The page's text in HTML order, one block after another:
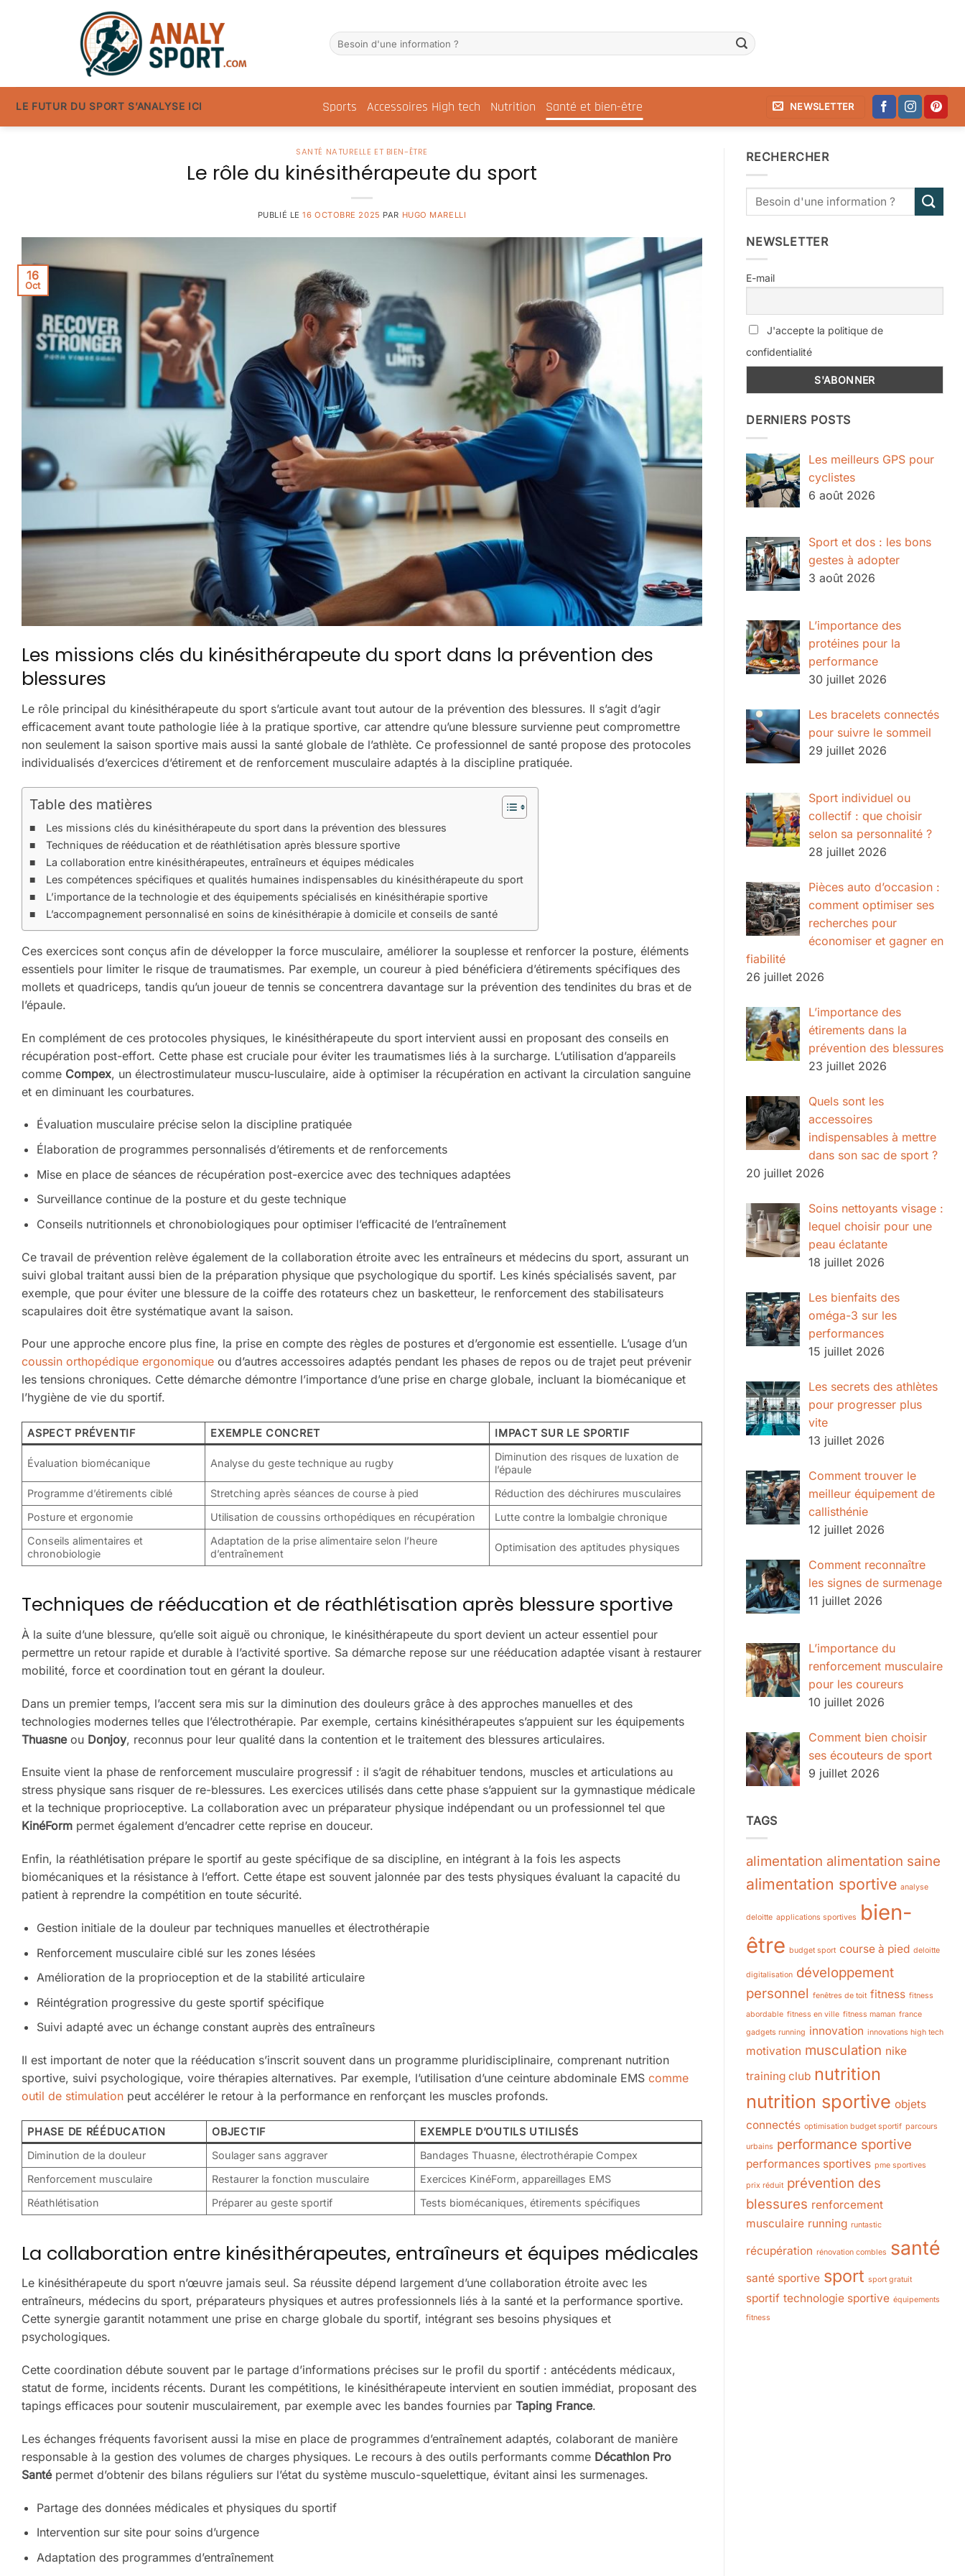
LE FUTUR DU SPORT S’ANALYSE ICI Sports Accessoires High tech Nutrition Santé et bien-être NEWSLETTER
SANTÉ NATURELLE ET BIEN-ÊTRE
Le rôle du kinésithérapeute du sport
PUBLIÉ LE16 OCTOBRE 2025 PAR HUGO MARELLI
16
Oct
Les missions clés du kinésithérapeute du sport dans la prévention des
blessures
Le rôle principal du kinésithérapeute du sport s’articule avant tout autour de la prévention des blessures. Il s’agit d’agir
efficacement avant toute pathologie liée à la pratique sportive, car attendre qu’une blessure survienne peut compromettre
non seulement la saison sportive mais aussi la santé globale de l’athlète. Ce professionnel de santé propose des protocoles
individualisés d’exercices d’étirement et de renforcement musculaire adaptés à la discipline pratiquée.
Table des matières
Les missions clés du kinésithérapeute du sport dans la prévention des blessures
Techniques de rééducation et de réathlétisation après blessure sportive
La collaboration entre kinésithérapeutes, entraîneurs et équipes médicales
Les compétences spécifiques et qualités humaines indispensables du kinésithérapeute du sport
L’importance de la technologie et des équipements spécialisés en kinésithérapie sportive
L’accompagnement personnalisé en soins de kinésithérapie à domicile et conseils de santé
Ces exercices sont conçus afin de développer la force musculaire, améliorer la souplesse et renforcer la posture, éléments
essentiels pour limiter le risque de traumatismes. Par exemple, un coureur à pied bénéficiera d’étirements spécifiques des
mollets et quadriceps, tandis qu’un joueur de tennis se concentrera davantage sur la prévention des tendinites du bras et de
l’épaule.
En complément de ces protocoles physiques, le kinésithérapeute du sport intervient aussi en proposant des conseils en
récupération post-effort. Cette phase est cruciale pour éviter les traumatismes liés à la surcharge. L’utilisation d’appareils
comme Compex, un électrostimulateur muscu-lusculaire, aide à optimiser la récupération en activant la circulation sanguine
et en diminuant les courbatures.
Évaluation musculaire précise selon la discipline pratiquée
Élaboration de programmes personnalisés d’étirements et de renforcements
Mise en place de séances de récupération post-exercice avec des techniques adaptées
Surveillance continue de la posture et du geste technique
Conseils nutritionnels et chronobiologiques pour optimiser l’efficacité de l’entraînement
Ce travail de prévention relève également de la collaboration étroite avec les entraîneurs et médecins du sport, assurant un
suivi global traitant aussi bien de la préparation physique que psychologique du sportif. Les kinés spécialisés savent, par
exemple, que pour éviter une blessure de la coiffe des rotateurs chez un basketteur, le renforcement des stabilisateurs
scapulaires doit être systématique avant la saison.
Pour une approche encore plus fine, la prise en compte des règles de postures et d’ergonomie est essentielle. L’usage d’un
coussin orthopédique ergonomique ou d’autres accessoires adaptés pendant les phases de repos ou de trajet peut prévenir
les tensions chroniques. Cette démarche démontre l’importance d’une prise en charge globale, incluant la biomécanique et
l’hygiène de vie du sportif.
ASPECT PRÉVENTIF EXEMPLE CONCRET IMPACT SUR LE SPORTIF
Évaluation biomécanique Analyse du geste technique au rugby
Diminution des risques de luxation de
l’épaule
Programme d’étirements ciblé
Stretching après séances de course à pied
Réduction des déchirures musculaires
Posture et ergonomie
Utilisation de coussins orthopédiques en récupération
Lutte contre la lombalgie chronique
Conseils alimentaires et
chronobiologie
Adaptation de la prise alimentaire selon l’heure
d’entraînement
Optimisation des aptitudes physiques
Techniques de rééducation et de réathlétisation après blessure sportive
À la suite d’une blessure, qu’elle soit aiguë ou chronique, le kinésithérapeute du sport devient un acteur essentiel pour
permettre un retour rapide et durable à l’activité sportive. Sa démarche repose sur une rééducation adaptée visant à restaurer
mobilité, force et coordination tout en gérant la douleur.
Dans un premier temps, l’accent sera mis sur la diminution des douleurs grâce à des approches manuelles et des
technologies modernes telles que l’électrothérapie. Par exemple, certains kinésithérapeutes s’appuient sur les équipements
Thuasneou Donjoy, reconnus pour leur qualité dans la contention et le traitement des blessures articulaires.
Ensuite vient la phase de renforcement musculaire progressif : il s’agit de réhabituer tendons, muscles et articulations au
stress physique sans risquer de re-blessures. Les exercices utilisés dans cette phase s’appuient sur la gymnastique médicale
et la technique proprioceptive. La collaboration avec un préparateur physique indépendant ou un professionnel tel que
KinéForm permet également d’encadrer cette reprise en douceur.
Enfin, la réathlétisation prépare le sportif au geste spécifique de sa discipline, en intégrant à la fois les aspects
biomécaniques et la résistance à l’effort. Cette étape est souvent jalonnée par des tests physiques évaluant la capacité du
patient à reprendre la compétition en toute sécurité.
Gestion initiale de la douleur par techniques manuelles et électrothérapie
Renforcement musculaire ciblé sur les zones lésées
Amélioration de la proprioception et de la stabilité articulaire
Réintégration progressive du geste sportif spécifique
Suivi adapté avec un échange constant auprès des entraîneurs
Il est important de noter que la rééducation s’inscrit souvent dans un programme pluridisciplinaire, comprenant nutrition
sportive, suivi psychologique, voire thérapies alternatives. Par exemple, l’utilisation d’une ceinture abdominale EMS comme
outil de stimulation peut accélérer le retour à la performance en renforçant les muscles profonds.
PHASE DE RÉÉDUCATION OBJECTIF
EXEMPLE D’OUTILS UTILISÉS
Diminution de la douleur
Soulager sans aggraver
Bandages Thuasne, électrothérapie Compex
Renforcement musculaire
Restaurer la fonction musculaire
Exercices KinéForm, appareillages EMS
Réathlétisation
Préparer au geste sportif Tests biomécaniques, étirements spécifiques
La collaboration entre kinésithérapeutes, entraîneurs et équipes médicales
Le kinésithérapeute du sport n’œuvre jamais seul. Sa réussite dépend largement d’une collaboration étroite avec les
entraîneurs, médecins du sport, préparateurs physiques et autres professionnels liés à la santé et la performance sportive.
Cette synergie garantit notamment une prise en charge globale du sportif, intégrant ses besoins physiques et
psychologiques.
Cette coordination débute souvent par le partage d’informations précises sur le profil du sportif : antécédents médicaux,
statut de forme, incidents récents. Durant les compétitions, le kinésithérapeute intervient en soutien immédiat, proposant des
tapings efficaces pour soutenir musculairement, par exemple avec les bandes fournies par Taping France.
Les échanges fréquents favorisent aussi la mise en place de programmes d’entraînement adaptés, colaborant de manière
responsable à la gestion des volumes de charges physiques. Le recours à des outils performants comme Décathlon Pro
Santépermet d’obtenir des bilans réguliers sur l’état du système musculo-squelettique, évitant ainsi les surmenages.
Partage des données médicales et physiques du sportif
Intervention sur site pour soins d’urgence
Adaptation des programmes d’entraînement
RECHERCHER
NEWSLETTER
E-mail
J'accepte la politique de
confidentialité
DERNIERS POSTS
Les meilleurs GPS pour
cyclistes
6 août 2026
Sport et dos : les bons
gestes à adopter
3 août 2026
L’importance des
protéines pour la
performance
30 juillet 2026
Les bracelets connectés
pour suivre le sommeil
29 juillet 2026
Sport individuel ou
collectif : que choisir
selon sa personnalité ?
28 juillet 2026
Pièces auto d’occasion :
comment optimiser ses
recherches pour
économiser et gagner en
fiabilité
26 juillet 2026
L’importance des
étirements dans la
prévention des blessures
23 juillet 2026
Quels sont les
accessoires
indispensables à mettre
dans son sac de sport ?
20 juillet 2026
Soins nettoyants visage :
lequel choisir pour une
peau éclatante
18 juillet 2026
Les bienfaits des
oméga-3 sur les
performances
15 juillet 2026
Les secrets des athlètes
pour progresser plus
vite
13 juillet 2026
Comment trouver le
meilleur équipement de
callisthénie
12 juillet 2026
Comment reconnaître
les signes de surmenage
11 juillet 2026
L’importance du
renforcement musculaire
pour les coureurs
10 juillet 2026
Comment bien choisir
ses écouteurs de sport
9 juillet 2026
TAGS
alimentation alimentation saine
alimentation sportive analyse
deloitte applications sportives
bien-
être budget sport course à pied deloitte
digitalisation développement
personnel fenêtres de toit fitness fitness
abordable fitness en ville fitness maman france
gadgets running innovation innovations high tech
motivation musculation nike
training club nutrition
nutrition sportive objets
connectés optimisation budget sportif parcours
urbains performance sportive
performances sportives pme sportives
prix réduit prévention des
blessures renforcement
musculaire running runtastic
récupération rénovation combles santé
santé sportive sport sport gratuit
sportif technologie sportive équipements
fitness